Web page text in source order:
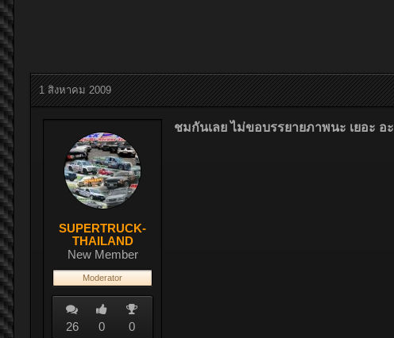
1 สิงหาคม 2009
SUPERTRUCK-
THAILAND
New Member
Moderator
26 0 0
ชมกันเลย ไม่ขอบรรยายภาพนะ เยอะ อะ